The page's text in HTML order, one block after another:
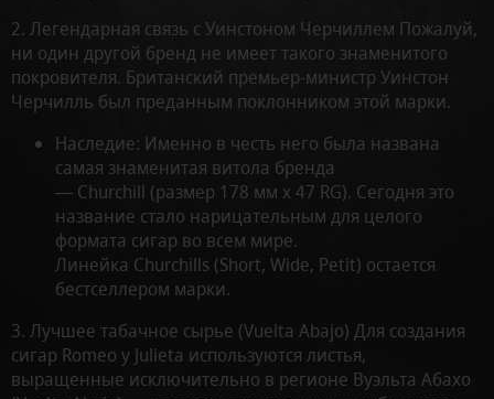
2. Легендарная связь с Уинстоном Черчиллем Пожалуй,
ни один другой бренд не имеет такого знаменитого
покровителя. Британский премьер-министр Уинстон
Черчилль был преданным поклонником этой марки.
Наследие: Именно в честь него была названа
самая знаменитая витола бренда
— Churchill (размер 178 мм x 47 RG). Сегодня это
название стало нарицательным для целого
формата сигар во всем мире.
Линейка Churchills (Short, Wide, Petit) остается
бестселлером марки.
3. Лучшее табачное сырье (Vuelta Abajo) Для создания
сигар Romeo y Julieta используются листья,
выращенные исключительно в регионе Вуэльта Абахо